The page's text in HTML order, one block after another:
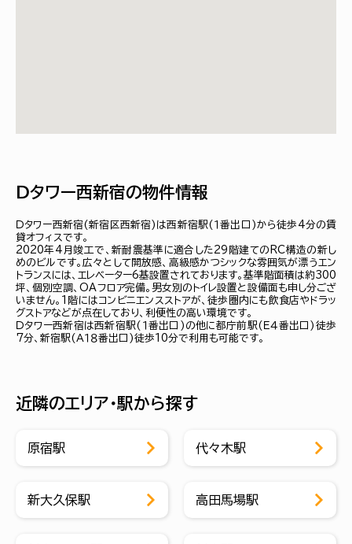
Ｄタワー西新宿の物件情報
Ｄタワー西新宿(新宿区西新宿)は西新宿駅(１番出口)から徒歩4分の賃
貸オフィスです。
2020年4月竣工で、新耐震基準に適合した29階建てのRC構造の新し
めのビルです。広々として開放感、高級感かつシックな雰囲気が漂うエン
トランスには、エレベーター6基設置されております。基準階面積は約300
坪、個別空調、OAフロア完備。男女別のトイレ設置と設備面も申し分ござ
いません。1階にはコンビニエンスストアが、徒歩圏内にも飲食店やドラッ
グストアなどが点在しており、利便性の高い環境です。
Ｄタワー西新宿は西新宿駅(１番出口)の他に都庁前駅(Ｅ４番出口)徒歩
7分、新宿駅(Ａ１８番出口)徒歩10分で利用も可能です。
近隣のエリア・駅から探す
原宿駅 代々木駅
新大久保駅 高田馬場駅